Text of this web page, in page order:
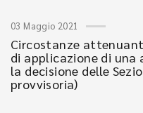
03 Maggio 2021
Circostanze
di applicazione di
la decisione delle
provvisoria)